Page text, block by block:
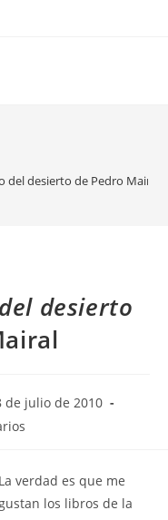
del desierto de Pedro Mairal
desierto
de julio de 2010
La verdad es que me
los libros de la